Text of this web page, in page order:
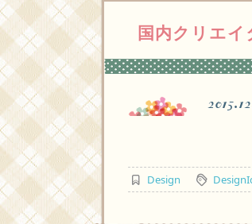
国内クリエ
Design